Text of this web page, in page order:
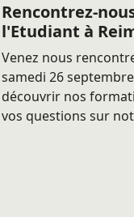
Rencontrez-
l'Etudiant à
Venez nous
samedi 26
découvrir nos
vos questions sur